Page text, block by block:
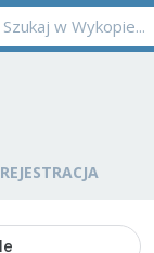
REJESTRACJA